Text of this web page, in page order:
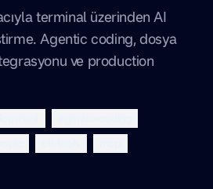
terminal üzerinden AI
Agentic coding, dosya
ve production